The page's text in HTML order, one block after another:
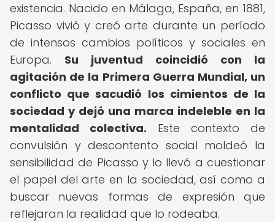
existencia. Nacido en Málaga, España, en 1881,
Picasso vivió y creó arte durante un período
de intensos cambios políticos y sociales en
Europa. Su juventud coincidió con la
agitación de la Primera Guerra Mundial, un
conflicto que sacudió los cimientos de la
sociedad y dejó una marca indeleble en la
mentalidad colectiva. Este contexto de
convulsión y descontento social moldeó la
sensibilidad de Picasso y lo llevó a cuestionar
el papel del arte en la sociedad, así como a
buscar nuevas formas de expresión que
reflejaran la realidad que lo rodeaba.